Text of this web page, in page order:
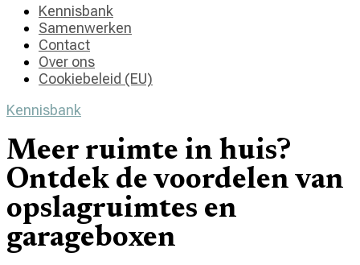
Kennisbank
Samenwerken
Contact
Over ons
Cookiebeleid (EU)
Kennisbank
Meer ruimte in huis?
Ontdek de voordelen van
opslagruimtes en
garageboxen